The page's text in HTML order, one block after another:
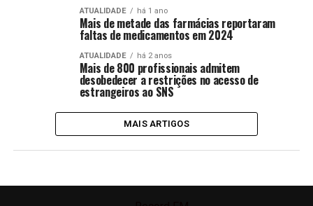
ATUALIDADE há 1 ano
Mais de metade das farmácias reportaram
faltas de medicamentos em 2024
ATUALIDADE há 2 anos
Mais de 800 profissionais admitem
desobedecer a restrições no acesso de
estrangeiros ao SNS
MAIS ARTIGOS